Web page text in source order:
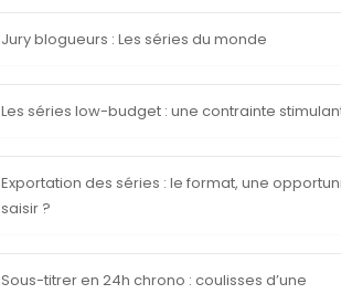
Jury blogueurs : Les séries du monde
Les séries low-budget : une contrainte
Exportation des séries : le format, une
saisir ?
Sous-titrer en 24h chrono : coulisses d’une